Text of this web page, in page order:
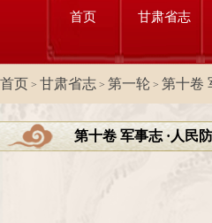
首页 甘肃省志
首页 > 甘肃省志 > 第一轮 > 第十卷
第十卷 军事志 ·人民